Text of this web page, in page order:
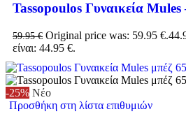
Tassopoulos Γυναικεία Mules
59.95€ Original price was: 59.95 €.
είναι: 44.95 €.
-25% Νέο
Προσθήκη στη λίστα επιθυμιών